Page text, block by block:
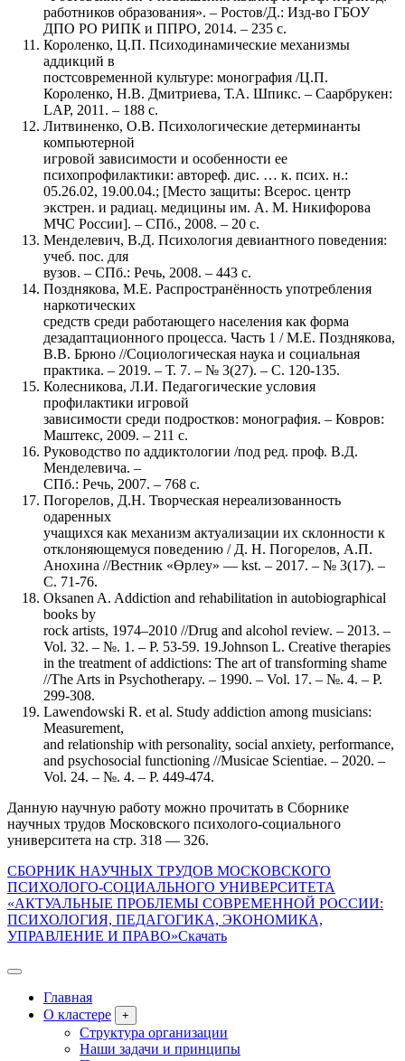
работников образования». – Ростов/Д.: Изд-во ГБОУ
ДПО РО РИПК и ППРО, 2014. – 235 с.
Короленко, Ц.П. Психодинамические механизмы
аддикций в
постсовременной культуре: монография /Ц.П.
Короленко, Н.В. Дмитриева, Т.А. Шпикс. – Саарбрукен:
LAP, 2011. – 188 с.
Литвиненко, О.В. Психологические детерминанты
компьютерной
игровой зависимости и особенности ее
психопрофилактики: автореф. дис. … к. псих. н.:
05.26.02, 19.00.04.; [Место защиты: Всерос. центр
экстрен. и радиац. медицины им. А. М. Никифорова
МЧС России]. – СПб., 2008. – 20 с.
Менделевич, В.Д. Психология девиантного поведения:
учеб. пос. для
вузов. – СПб.: Речь, 2008. – 443 с.
Позднякова, М.Е. Распространённость употребления
наркотических
средств среди работающего населения как форма
дезадаптационного процесса. Часть 1 / М.Е. Позднякова,
В.В. Брюно //Социологическая наука и социальная
практика. – 2019. – Т. 7. – № 3(27). – С. 120-135.
Колесникова, Л.И. Педагогические условия
профилактики игровой
зависимости среди подростков: монография. – Ковров:
Маштекс, 2009. – 211 с.
Руководство по аддиктологии /под ред. проф. В.Д.
Менделевича. –
СПб.: Речь, 2007. – 768 с.
Погорелов, Д.Н. Творческая нереализованность
одаренных
учащихся как механизм актуализации их склонности к
отклоняющемуся поведению / Д. Н. Погорелов, А.П.
Анохина //Вестник «Өрлеу» — kst. – 2017. – № 3(17). –
С. 71-76.
Oksanen A. Addiction and rehabilitation in autobiographical
books by
rock artists, 1974–2010 //Drug and alcohol review. – 2013. –
Vol. 32. – №. 1. – P. 53-59. 19.Johnson L. Creative therapies
in the treatment of addictions: The art of transforming shame
//The Arts in Psychotherapy. – 1990. – Vol. 17. – №. 4. – P.
299-308.
Lawendowski R. et al. Study addiction among musicians:
Measurement,
and relationship with personality, social anxiety, performance,
and psychosocial functioning //Musicae Scientiae. – 2020. –
Vol. 24. – №. 4. – P. 449-474.
Данную научную работу можно прочитать в Сборнике
научных трудов Московского психолого-социального
университета на стр. 318 — 326.
СБОРНИК НАУЧНЫХ ТРУДОВ МОСКОВСКОГО
ПСИХОЛОГО-СОЦИАЛЬНОГО УНИВЕРСИТЕТА
«АКТУАЛЬНЫЕ ПРОБЛЕМЫ СОВРЕМЕННОЙ РОССИИ:
ПСИХОЛОГИЯ, ПЕДАГОГИКА, ЭКОНОМИКА,
УПРАВЛЕНИЕ И ПРАВО»Скачать
Главная
О кластере
+
Структура организации
Наши задачи и принципы